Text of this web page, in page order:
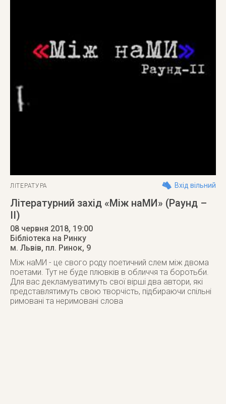
ЛІТЕРАТУРА Вхід вільний
Літературний захід «Між наМИ» (Раунд –
II)
08 червня 2018, 19:00
Бібліотека на Ринку
м. Львів, пл. Ринок, 9
Між наМИ - це свого роду поетичний слем між двома
поетами. Тут не буде плювків в обличчя та боротьби.
Для вас декламуватимуть свої вірші два автори, які
представлятимуть свою творчість, підбираючи спільні
римовані та неримовані слова